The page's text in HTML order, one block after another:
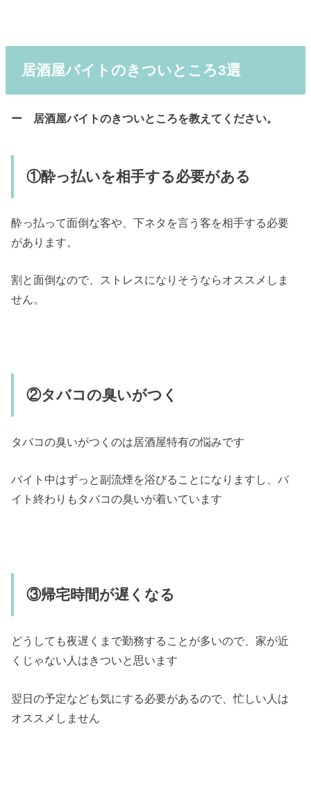
居酒屋バイトのきついところ3選
ー 居酒屋バイトのきついところを教えてください。
①酔っ払いを相手する必要がある
酔っ払って面倒な客や、下ネタを言う客を相手する必要
があります。
割と面倒なので、ストレスになりそうならオススメしま
せん。
②タバコの臭いがつく
タバコの臭いがつくのは居酒屋特有の悩みです
バイト中はずっと副流煙を浴びることになりますし、バ
イト終わりもタバコの臭いが着いています
③帰宅時間が遅くなる
どうしても夜遅くまで勤務することが多いので、家が近
くじゃない人はきついと思います
翌日の予定なども気にする必要があるので、忙しい人は
オススメしません